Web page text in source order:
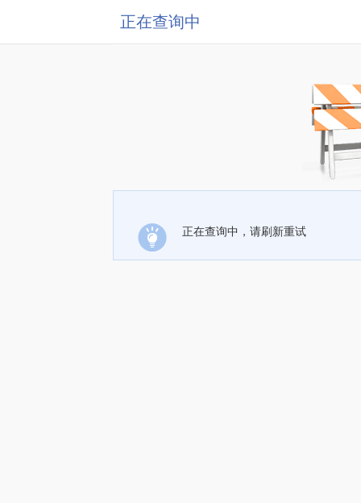
正在查询中
正在查询中，请刷新重试